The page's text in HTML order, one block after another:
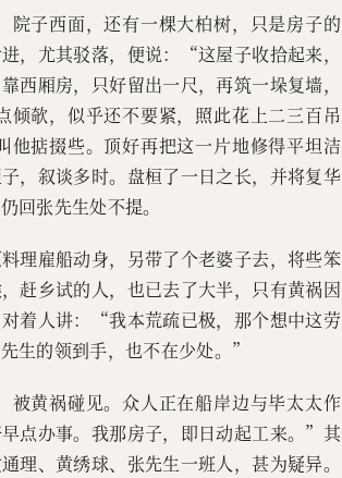
子西面，还有一棵大柏树，只是房子的
，尤其驳落，便说：“这屋子收拾起来，
西厢房，只好留出一尺，再筑一垛复墙，
欹，似乎还不要紧，照此花上二三百吊
掂掇些。顶好再把这一片地修得平坦洁
，叙谈多时。盘桓了一日之长，并将复华
回张先生处不提。
理雇船动身，另带了个老婆子去，将些笨
赶乡试的人，也已去了大半，只有黄祸因
着人讲：“我本荒疏已极，那个想中这劳
生的领到手，也不在少处。”
被黄祸碰见。众人正在船岸边与毕太太作
点办事。我那房子，即日动起工来。”其
理、黄绣球、张先生一班人，甚为疑异。